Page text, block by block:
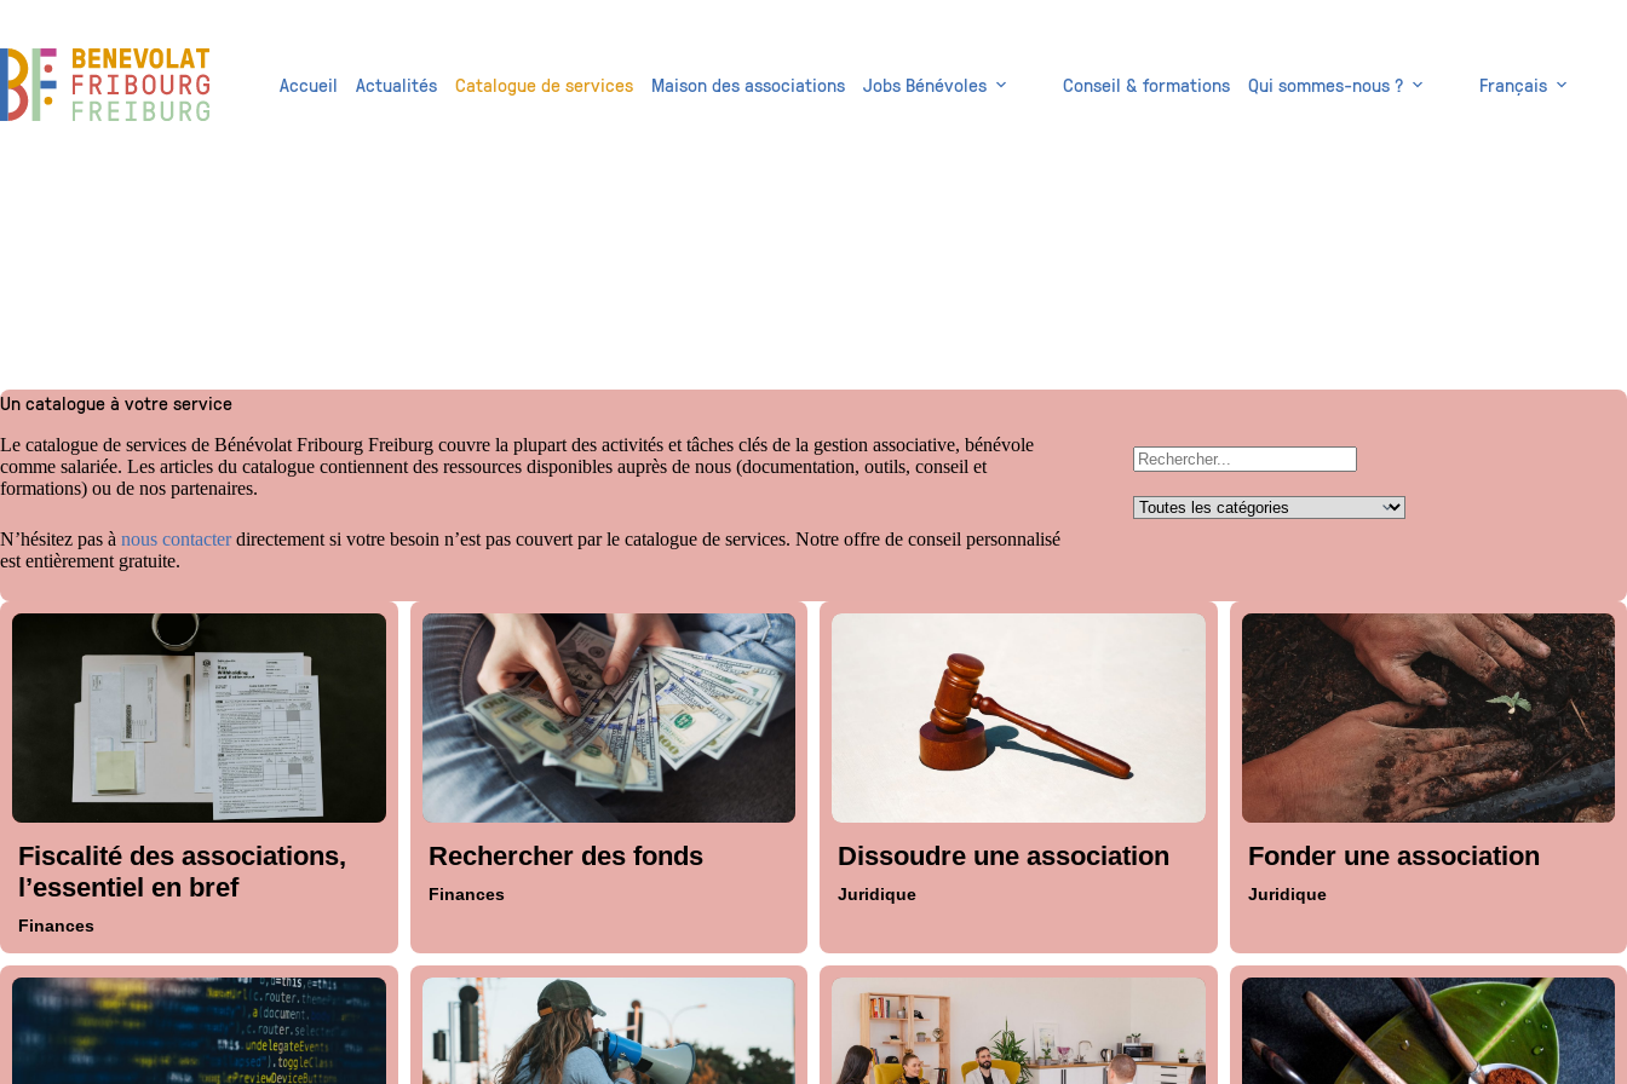
contenu
Accueil Actualités Catalogue de services Maison des associations Jobs Bénévoles Conseil & formations Qui sommes-nous ? Français
Un catalogue à votre service
Le catalogue de services de Bénévolat Fribourg Freiburg couvre la plupart des activités et tâches clés de la gestion associative, bénévole
comme salariée. Les articles du catalogue contiennent des ressources disponibles auprès de nous (documentation, outils, conseil et
formations) ou de nos partenaires.
N’hésitez pas à nous contacterdirectement si votre besoin n’est pas couvert par le catalogue de services. Notre offre de conseil personnalisé
est entièrement gratuite.
Fiscalité des associations,
l’essentiel en bref
Finances
Rechercher des fonds
Finances
Dissoudre une association
Juridique
Fonder une association
Juridique